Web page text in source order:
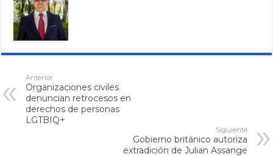
Anterior
Organizaciones civiles
denuncian retrocesos en
derechos de personas
LGTBIQ+
Siguiente
Gobierno británico autoriza
extradición de Julian Assange